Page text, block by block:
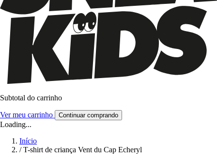
Subtotal do carrinho
Ver meu carrinho Continuar comprando
Loading...
Início
/ T-shirt de criança Vent du Cap Echeryl